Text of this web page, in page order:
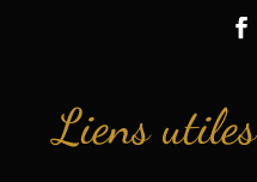
Liens utiles